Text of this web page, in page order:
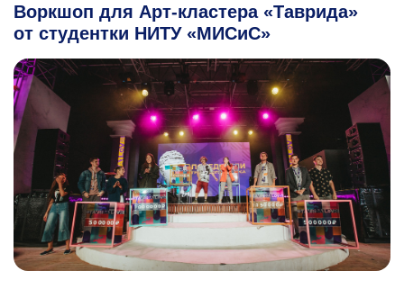
Воркшоп для Арт-кластера «Таврида»
от студентки НИТУ «МИСиС»